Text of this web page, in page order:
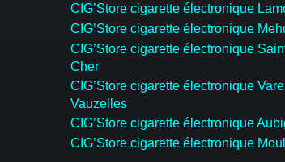
CIG’Store cigarette électronique
CIG’Store cigarette électronique
CIG’Store cigarette électronique
Cher
CIG’Store cigarette électronique
Vauzelles
CIG’Store cigarette électronique
CIG’Store cigarette électronique